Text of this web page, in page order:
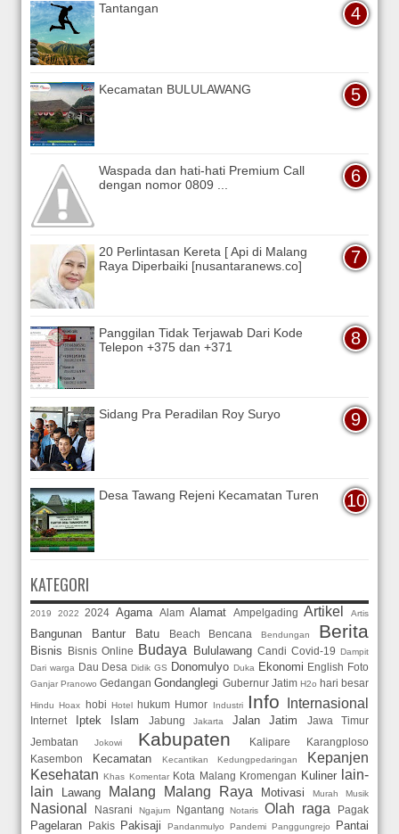
Tantangan
Kecamatan BULULAWANG
Waspada dan hati-hati Premium Call
dengan nomor 0809 ...
20 Perlintasan Kereta [ Api di Malang
Raya Diperbaiki [nusantaranews.co]
Panggilan Tidak Terjawab Dari Kode
Telepon +375 dan +371
Sidang Pra Peradilan Roy Suryo
Desa Tawang Rejeni Kecamatan Turen
KATEGORI
2019 2022 2024 Agama Alam Alamat Ampelgading Artikel Artis
Bangunan Bantur Batu Beach Bencana Bendungan Berita
Bisnis Bisnis Online Budaya Bululawang Candi Covid-19 Dampit
Dari warga Dau Desa Didik GS Donomulyo Duka Ekonomi English Foto
Ganjar Pranowo Gedangan Gondanglegi Gubernur Jatim H2o hari besar
Hindu Hoax hobi Hotel hukum Humor Industri Info Internasional
Internet Iptek Islam Jabung Jakarta Jalan Jatim
Jawa Timur
Jembatan
Jokowi Kabupaten Kalipare
Karangploso
Kasembon
Kecamatan Kecantikan Kedungpedaringan
Kepanjen
Kesehatan Khas Komentar Kota Malang Kromengan Kuliner
lain-
lain
Lawang Malang Malang Raya Motivasi Murah Musik
Nasional Nasrani Ngajum Ngantang Notaris Olah raga Pagak
Pagelaran Pakis Pakisaji Pandanmulyo Pandemi Panggungrejo Pantai